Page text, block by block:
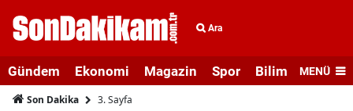
Ara
Gündem Ekonomi Magazin Spor Bilim veMENÜ
Son Dakika 3. Sayfa